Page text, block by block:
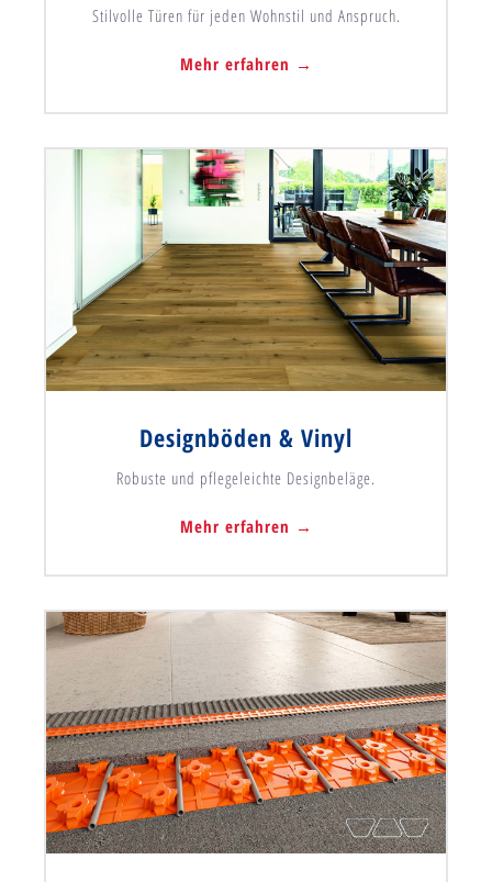
Stilvolle Türen für jeden Wohnstil und Anspruch.
Mehr erfahren →
Designböden & Vinyl
Robuste und pflegeleichte Designbeläge.
Mehr erfahren →